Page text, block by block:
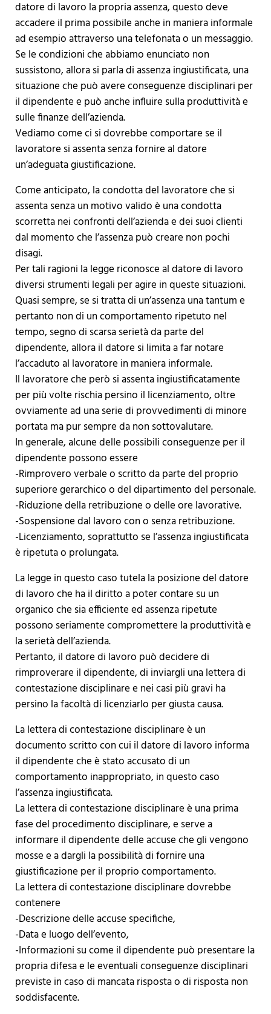
datore di lavoro la propria assenza, questo deve
accadere il prima possibile anche in maniera informale
ad esempio attraverso una telefonata o un messaggio.
Se le condizioni che abbiamo enunciato non
sussistono, allora si parla di assenza ingiustificata, una
situazione che può avere conseguenze disciplinari per
il dipendente e può anche influire sulla produttività e
sulle finanze dell’azienda.
Vediamo come ci si dovrebbe comportare se il
lavoratore si assenta senza fornire al datore
un’adeguata giustificazione.
Come anticipato, la condotta del lavoratore che si
assenta senza un motivo valido è una condotta
scorretta nei confronti dell’azienda e dei suoi clienti
dal momento che l’assenza può creare non pochi
disagi.
Per tali ragioni la legge riconosce al datore di lavoro
diversi strumenti legali per agire in queste situazioni.
Quasi sempre, se si tratta di un’assenza una tantum e
pertanto non di un comportamento ripetuto nel
tempo, segno di scarsa serietà da parte del
dipendente, allora il datore si limita a far notare
l’accaduto al lavoratore in maniera informale.
Il lavoratore che però si assenta ingiustificatamente
per più volte rischia persino il licenziamento, oltre
ovviamente ad una serie di provvedimenti di minore
portata ma pur sempre da non sottovalutare.
In generale, alcune delle possibili conseguenze per il
dipendente possono essere
-Rimprovero verbale o scritto da parte del proprio
superiore gerarchico o del dipartimento del personale.
-Riduzione della retribuzione o delle ore lavorative.
-Sospensione dal lavoro con o senza retribuzione.
-Licenziamento, soprattutto se l’assenza ingiustificata
è ripetuta o prolungata.
La legge in questo caso tutela la posizione del datore
di lavoro che ha il diritto a poter contare su un
organico che sia efficiente ed assenza ripetute
possono seriamente compromettere la produttività e
la serietà dell’azienda.
Pertanto, il datore di lavoro può decidere di
rimproverare il dipendente, di inviargli una lettera di
contestazione disciplinare e nei casi più gravi ha
persino la facoltà di licenziarlo per giusta causa.
La lettera di contestazione disciplinare è un
documento scritto con cui il datore di lavoro informa
il dipendente che è stato accusato di un
comportamento inappropriato, in questo caso
l’assenza ingiustificata.
La lettera di contestazione disciplinare è una prima
fase del procedimento disciplinare, e serve a
informare il dipendente delle accuse che gli vengono
mosse e a dargli la possibilità di fornire una
giustificazione per il proprio comportamento.
La lettera di contestazione disciplinare dovrebbe
contenere
-Descrizione delle accuse specifiche,
-Data e luogo dell’evento,
-Informazioni su come il dipendente può presentare la
propria difesa e le eventuali conseguenze disciplinari
previste in caso di mancata risposta o di risposta non
soddisfacente.